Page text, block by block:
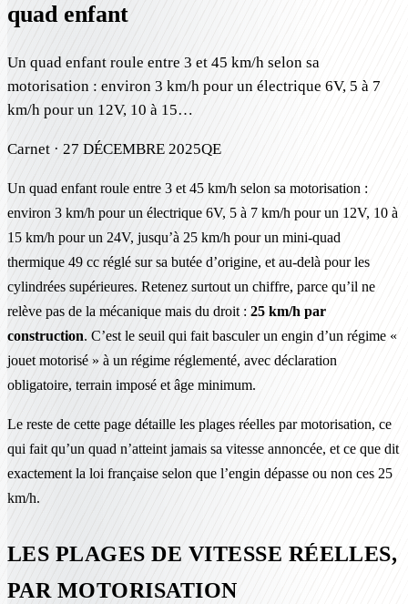
quad enfant
Un quad enfant roule entre 3 et 45 km/h selon sa
motorisation : environ 3 km/h pour un électrique 6V, 5 à 7
km/h pour un 12V, 10 à 15…
Carnet · 27 DÉCEMBRE 2025QE
Un quad enfant roule entre 3 et 45 km/h selon sa motorisation :
environ 3 km/h pour un électrique 6V, 5 à 7 km/h pour un 12V, 10 à
15 km/h pour un 24V, jusqu’à 25 km/h pour un mini-quad
thermique 49 cc réglé sur sa butée d’origine, et au-delà pour les
cylindrées supérieures. Retenez surtout un chiffre, parce qu’il ne
relève pas de la mécanique mais du droit : 25 km/h par
construction. C’est le seuil qui fait basculer un engin d’un régime «
jouet motorisé » à un régime réglementé, avec déclaration
obligatoire, terrain imposé et âge minimum.
Le reste de cette page détaille les plages réelles par motorisation, ce
qui fait qu’un quad n’atteint jamais sa vitesse annoncée, et ce que dit
exactement la loi française selon que l’engin dépasse ou non ces 25
km/h.
LES PLAGES DE VITESSE RÉELLES,
PAR MOTORISATION